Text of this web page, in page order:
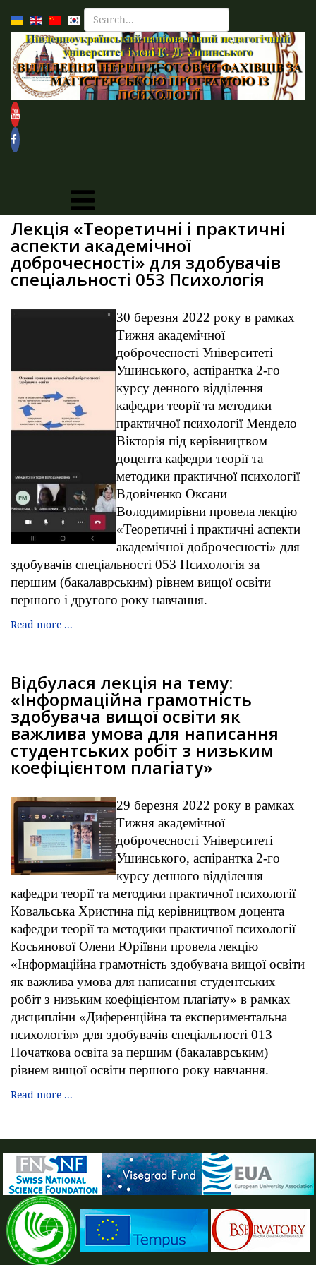
Лекція «Теоретичні і практичні
аспекти академічної
доброчесності» для здобувачів
спеціальності 053 Психологія
30 березня 2022 року в рамках
Тижня академічної
доброчесності Університеті
Ушинського, аспірантка 2-го
курсу денного відділення
кафедри теорії та методики
практичної психології Мендело
Вікторія під керівництвом
доцента кафедри теорії та
методики практичної психології
Вдовіченко Оксани
Володимирівни провела лекцію
«Теоретичні і практичні аспекти
академічної доброчесності» для
здобувачів спеціальності 053 Психологія за
першим (бакалаврським) рівнем вищої освіти
першого і другого року навчання.
Read more ...
Відбулася лекція на тему:
«Інформаційна грамотність
здобувача вищої освіти як
важлива умова для написання
студентських робіт з низьким
коефіцієнтом плагіату»
29 березня 2022 року в рамках
Тижня академічної
доброчесності Університеті
Ушинського, аспірантка 2-го
курсу денного відділення
кафедри теорії та методики практичної психології
Ковальська Христина під керівництвом доцента
кафедри теорії та методики практичної психології
Косьянової Олени Юріївни провела лекцію
«Інформаційна грамотність здобувача вищої освіти
як важлива умова для написання студентських
робіт з низьким коефіцієнтом плагіату» в рамках
дисципліни «Диференційна та експериментальна
психологія» для здобувачів спеціальності 013
Початкова освіта за першим (бакалаврським)
рівнем вищої освіти першого року навчання.
Read more ...